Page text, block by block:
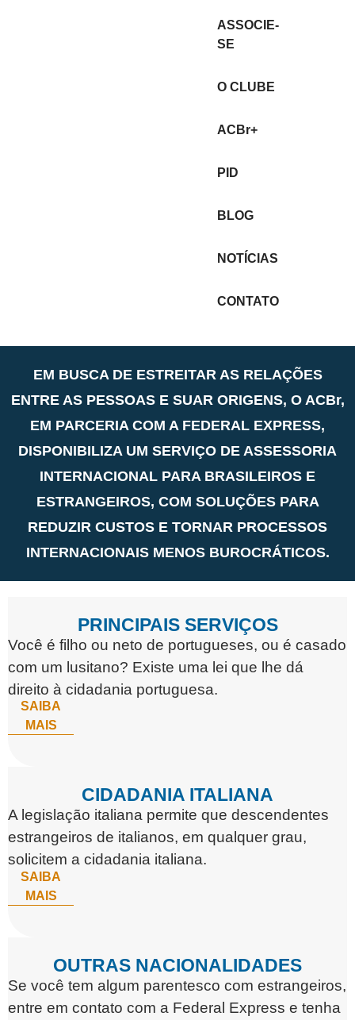
ASSOCIE-
SE
O CLUBE
ACBr+
PID
BLOG
NOTÍCIAS
CONTATO
EM BUSCA DE ESTREITAR AS RELAÇÕES
ENTRE AS PESSOAS E SUAR ORIGENS, O ACBr,
EM PARCERIA COM A FEDERAL EXPRESS,
DISPONIBILIZA UM SERVIÇO DE ASSESSORIA
INTERNACIONAL PARA BRASILEIROS E
ESTRANGEIROS, COM SOLUÇÕES PARA
REDUZIR CUSTOS E TORNAR PROCESSOS
INTERNACIONAIS MENOS BUROCRÁTICOS.
PRINCIPAIS SERVIÇOS
Você é filho ou neto de portugueses, ou é casado
com um lusitano? Existe uma lei que lhe dá
direito à cidadania portuguesa.
SAIBA
MAIS
CIDADANIA ITALIANA
A legislação italiana permite que descendentes
estrangeiros de italianos, em qualquer grau,
solicitem a cidadania italiana.
SAIBA
MAIS
OUTRAS NACIONALIDADES
Se você tem algum parentesco com estrangeiros,
entre em contato com a Federal Express e tenha